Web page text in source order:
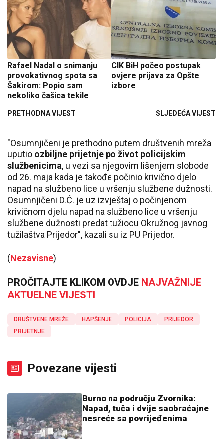
Rafael Nadal o snimanju
provokativnog spota sa
Šakirom: Popio sam
nekoliko čašica tekile
PRETHODNA VIJEST
CIK BiH počeo postupak
ovjere prijava za Opšte
izbore
SLJEDEĆA VIJEST
"Osumnjičeni je prethodno putem društvenih mreža
uputio ozbiljne prijetnje po život policijskim
službenicima, u vezi sa njegovim lišenjem slobode
od 26. maja kada je takođe počinio krivično djelo
napad na službeno lice u vršenju službene dužnosti.
Osumnjičeni D.Ć. je uz izvještaj o počinjenom
krivičnom djelu napad na službeno lice u vršenju
službene dužnosti predat tužiocu Okružnog javnog
tužilaštva Prijedor", kazali su iz PU Prijedor.
(Nezavisne)
PROČITAJTE KLIKOM OVDJE NAJVAŽNIJE
AKTUELNE VIJESTI
DRUŠTVENE MREŽE HAPŠENJE POLICIJA
PRIJEDOR
PRIJETNJE
Povezane vijesti
Burno na području Zvornika:
Napad, tuča i dvije saobraćajne
nesreće sa povrijeđenima